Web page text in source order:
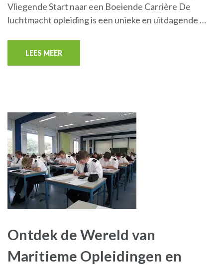
Vliegende Start naar een Boeiende Carrière De
luchtmacht opleiding is een unieke en uitdagende …
LEES MEER
Ontdek de Wereld van
Maritieme Opleidingen en